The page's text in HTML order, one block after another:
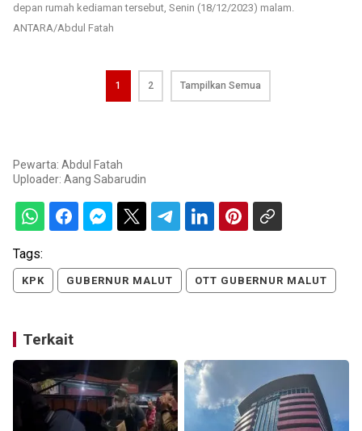
depan rumah kediaman tersebut, Senin (18/12/2023) malam.
ANTARA/Abdul Fatah
1 2 Tampilkan Semua
Pewarta: Abdul Fatah
Uploader: Aang Sabarudin
Tags:
KPK GUBERNUR MALUT OTT GUBERNUR MALUT
Terkait